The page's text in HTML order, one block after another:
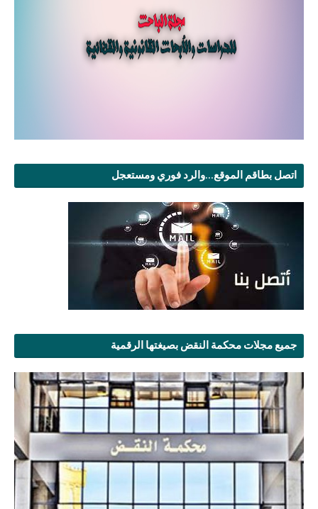
اتصل بطاقم الموقع...والرد فوري ومستعجل
جميع مجلات محكمة النقض بصيغتها الرقمية